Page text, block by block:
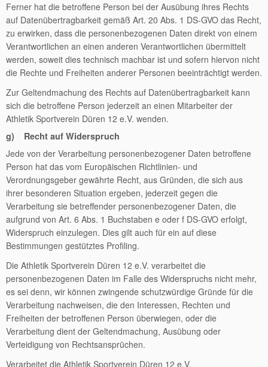
Ferner hat die betroffene Person bei der Ausübung ihres Rechts
auf Datenübertragbarkeit gemäß Art. 20 Abs. 1 DS-GVO das Recht,
zu erwirken, dass die personenbezogenen Daten direkt von einem
Verantwortlichen an einen anderen Verantwortlichen übermittelt
werden, soweit dies technisch machbar ist und sofern hiervon nicht
die Rechte und Freiheiten anderer Personen beeinträchtigt werden.
Zur Geltendmachung des Rechts auf Datenübertragbarkeit kann
sich die betroffene Person jederzeit an einen Mitarbeiter der
Athletik Sportverein Düren 12 e.V. wenden.
g) Recht auf Widerspruch
Jede von der Verarbeitung personenbezogener Daten betroffene
Person hat das vom Europäischen Richtlinien- und
Verordnungsgeber gewährte Recht, aus Gründen, die sich aus
ihrer besonderen Situation ergeben, jederzeit gegen die
Verarbeitung sie betreffender personenbezogener Daten, die
aufgrund von Art. 6 Abs. 1 Buchstaben e oder f DS-GVO erfolgt,
Widerspruch einzulegen. Dies gilt auch für ein auf diese
Bestimmungen gestütztes Profiling.
Die Athletik Sportverein Düren 12 e.V. verarbeitet die
personenbezogenen Daten im Falle des Widerspruchs nicht mehr,
es sei denn, wir können zwingende schutzwürdige Gründe für die
Verarbeitung nachweisen, die den Interessen, Rechten und
Freiheiten der betroffenen Person überwiegen, oder die
Verarbeitung dient der Geltendmachung, Ausübung oder
Verteidigung von Rechtsansprüchen.
Verarbeitet die Athletik Sportverein Düren 12 e.V.